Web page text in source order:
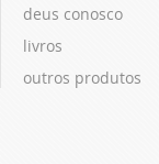
deus conosco
livros
outros produtos